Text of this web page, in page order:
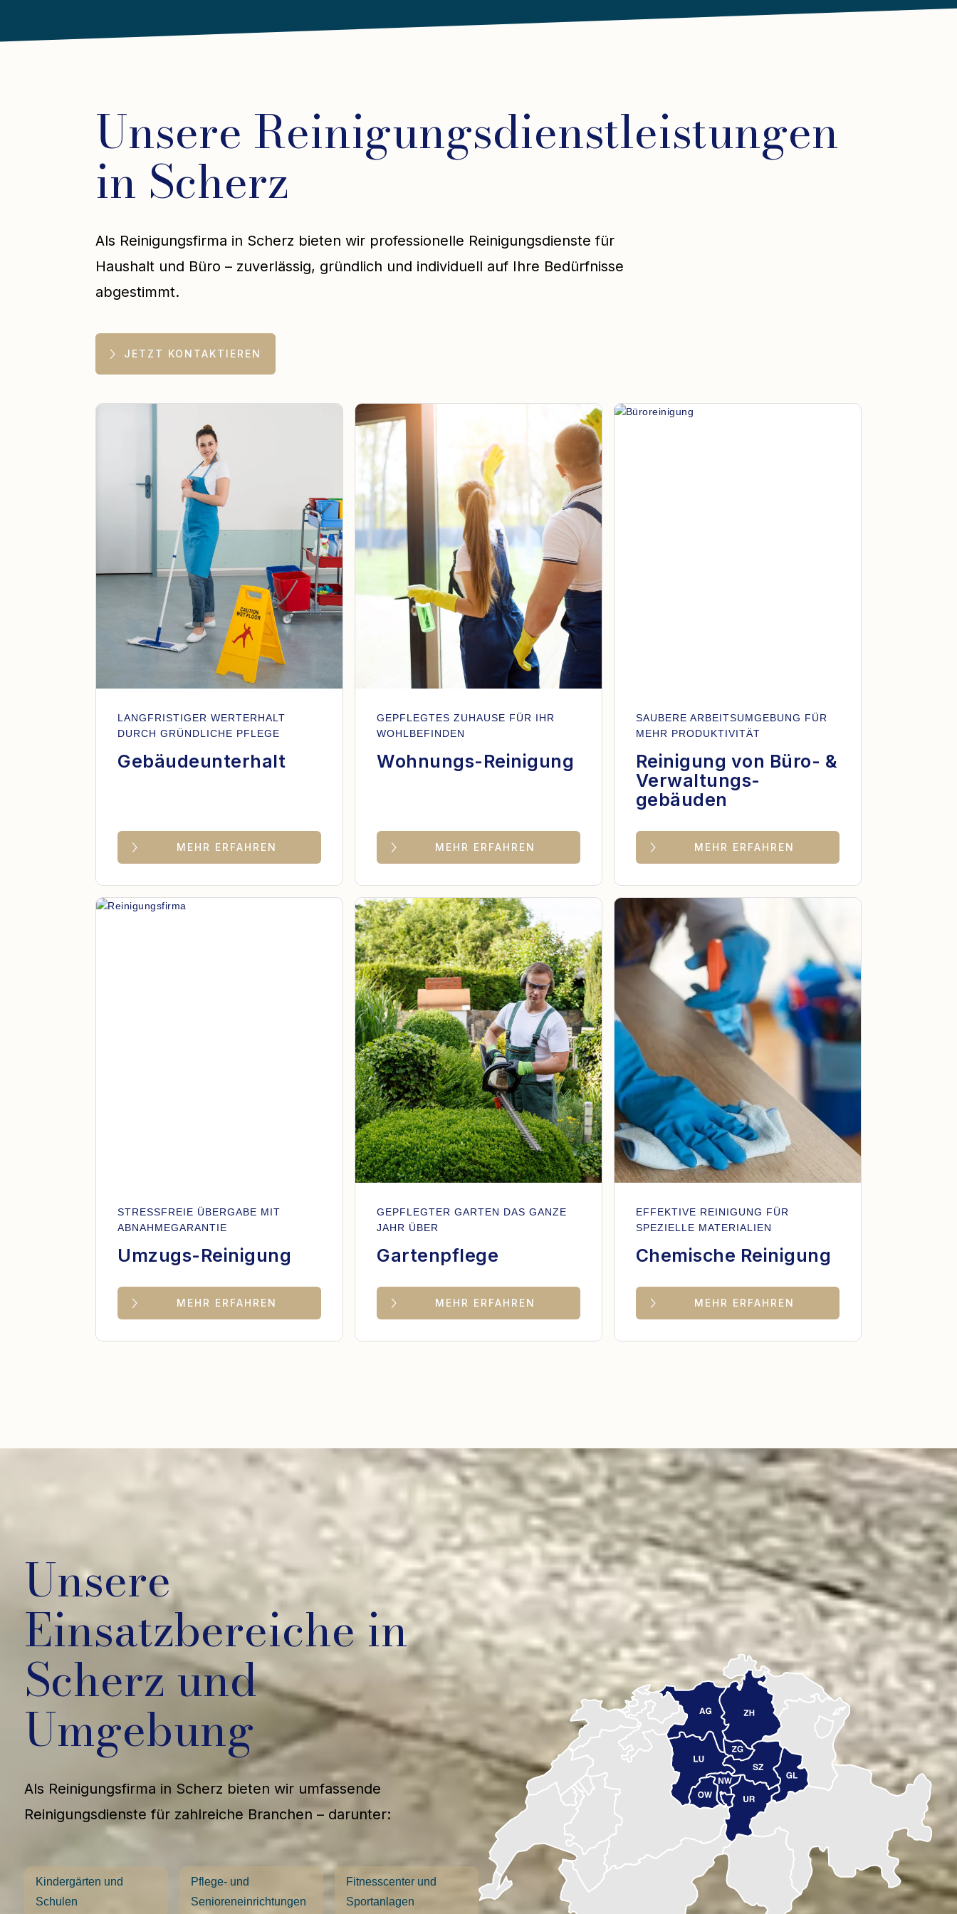
Unsere Reinigungsdienstleistungen
in Scherz
Als Reinigungsfirma in Scherz bieten wir professionelle Reinigungsdienste für
Haushalt und Büro – zuverlässig, gründlich und individuell auf Ihre Bedürfnisse
abgestimmt.
JETZT KONTAKTIEREN
LANGFRISTIGER WERTERHALT
DURCH GRÜNDLICHE PFLEGE
Gebäudeunterhalt
MEHR ERFAHREN
GEPFLEGTES ZUHAUSE FÜR IHR
WOHLBEFINDEN
Wohnungs-Reinigung
MEHR ERFAHREN
SAUBERE ARBEITSUMGEBUNG FÜR
MEHR PRODUKTIVITÄT
Reinigung von Büro- &
Verwaltungs-
gebäuden
MEHR ERFAHREN
STRESSFREIE ÜBERGABE MIT
ABNAHMEGARANTIE
Umzugs-Reinigung
MEHR ERFAHREN
GEPFLEGTER GARTEN DAS GANZE
JAHR ÜBER
Gartenpflege
MEHR ERFAHREN
EFFEKTIVE REINIGUNG FÜR
SPEZIELLE MATERIALIEN
Chemische Reinigung
MEHR ERFAHREN
Unsere
Einsatzbereiche in
Scherz und
Umgebung
Als Reinigungsfirma in Scherz bieten wir umfassende
Reinigungsdienste für zahlreiche Branchen – darunter:
Kindergärten und
Schulen
Pflege- und
Senioreneinrichtungen
Fitnesscenter und
Sportanlagen